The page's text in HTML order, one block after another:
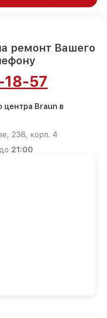
ремонт Вашего
57
Braun в
238, корп. 4
21:00